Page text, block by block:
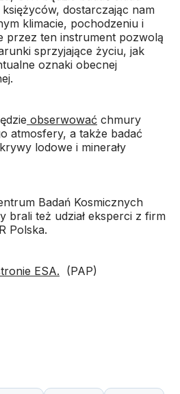
dostarczając nam
klimacie, pochodzeniu i
przez ten instrument pozwolą
sprzyjające życiu, jak
oznaki obecnej
obserwować chmury
atmosfery, a także badać
lodowe i minerały
Badań Kosmicznych
brali też udział eksperci z firm
Polska.
ESA. (PAP)